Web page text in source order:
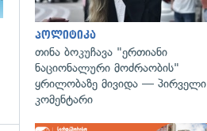
პოლიტიკა
თინა ბოკუჩავა "ერთიანი
ნაციონალური მოძრაობის"
ყრილობაზე მივიდა — პირველი
კომენტარი